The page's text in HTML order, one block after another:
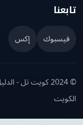
إكس
© 2024 كويت تل - الدليل